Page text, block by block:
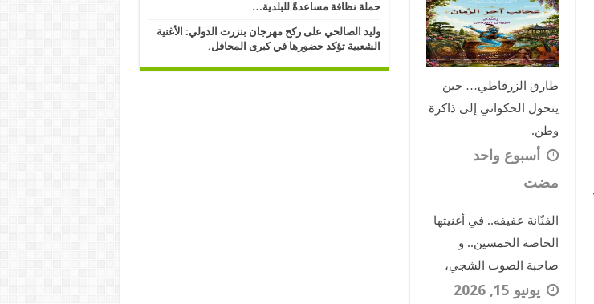
طارق الزرقاطي… حين
يتحول الحكواتي إلى ذاكرة
وطن.
‏أسبوع واحد
مضت
الفنّانة عفيفه.. في أغنيتها
الخاصة الخمسين.. و
صاحبة الصوت الشجي،
يونيو 15, 2026
حملة نظافة مساعدةً للبلدية…
وليد الصالحي على ركح مهرجان بنزرت الدولي: الأغنية
الشعبية تؤكد حضورها في كبرى المحافل.